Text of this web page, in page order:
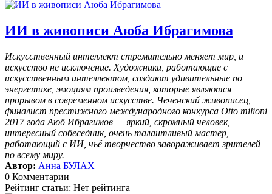
ИИ в живописи Аюба Ибрагимова
Искусственный интеллект стремительно меняет мир, и
искусство не исключение. Художники, работающие с
искусственным интеллектом, создают удивительные по
энергетике, эмоциям произведения, которые являются
прорывом в современном искусстве. Чеченский живописец,
финалист престижного международного конкурса Otto milioni
2017 года Аюб Ибрагимов — яркий, скромный человек,
интересный собеседник, очень талантливый мастер,
работающий с ИИ, чьё творчество завораживает зрителей
по всему миру.
Автор: Анна БУЛАХ
0 Комментарии
Рейтинг статьи: Нет рейтинга